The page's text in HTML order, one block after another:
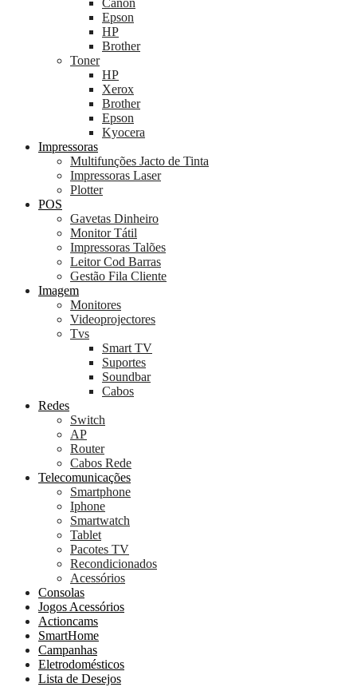
Canon
Epson
HP
Brother
Toner
HP
Xerox
Brother
Epson
Kyocera
Impressoras
Multifunções Jacto de Tinta
Impressoras Laser
Plotter
POS
Gavetas Dinheiro
Monitor Tátil
Impressoras Talões
Leitor Cod Barras
Gestão Fila Cliente
Imagem
Monitores
Videoprojectores
Tvs
Smart TV
Suportes
Soundbar
Cabos
Redes
Switch
AP
Router
Cabos Rede
Telecomunicações
Smartphone
Iphone
Smartwatch
Tablet
Pacotes TV
Recondicionados
Acessórios
Consolas
Jogos Acessórios
Actioncams
SmartHome
Campanhas
Eletrodomésticos
Lista de Desejos